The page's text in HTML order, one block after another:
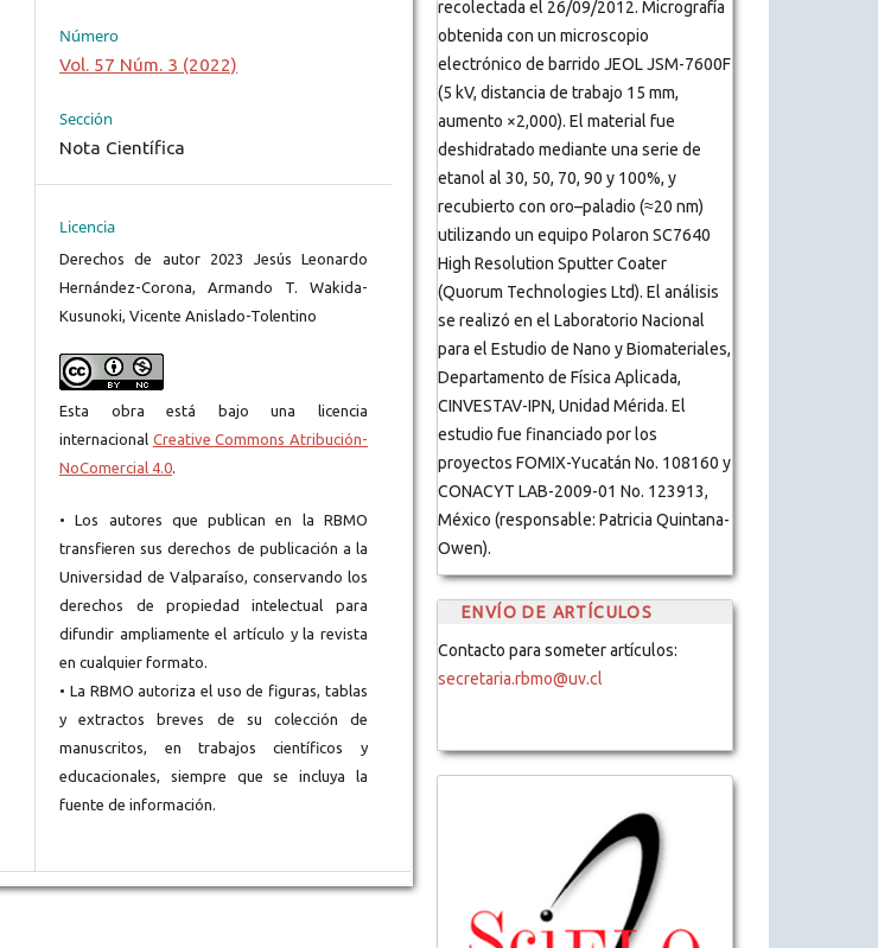
Número
Vol. 57 Núm. 3 (2022)
Sección
Nota Científica
Licencia
Derechos de autor 2023 Jesús Leonardo
Hernández-Corona, Armando T. Wakida-
Kusunoki, Vicente Anislado-Tolentino
Esta obra está bajo una licencia
internacional Creative Commons Atribución-
NoComercial 4.0.
• Los autores que publican en la RBMO
transfieren sus derechos de publicación a la
Universidad de Valparaíso, conservando los
derechos de propiedad intelectual para
difundir ampliamente el artículo y la revista
en cualquier formato.
• La RBMO autoriza el uso de figuras, tablas
y extractos breves de su colección de
manuscritos, en trabajos científicos y
educacionales, siempre que se incluya la
fuente de información.
recolectada el 26/09/2012. Micrografía
obtenida con un microscopio
electrónico de barrido JEOL JSM-7600F
(5 kV, distancia de trabajo 15 mm,
aumento ×2,000). El material fue
deshidratado mediante una serie de
etanol al 30, 50, 70, 90 y 100%, y
recubierto con oro–paladio (≈20 nm)
utilizando un equipo Polaron SC7640
High Resolution Sputter Coater
(Quorum Technologies Ltd). El análisis
se realizó en el Laboratorio Nacional
para el Estudio de Nano y Biomateriales,
Departamento de Física Aplicada,
CINVESTAV-IPN, Unidad Mérida. El
estudio fue financiado por los
proyectos FOMIX-Yucatán No. 108160 y
CONACYT LAB-2009-01 No. 123913,
México (responsable: Patricia Quintana-
Owen).
ENVÍO DE ARTÍCULOS
Contacto para someter artículos:
secretaria.rbmo@uv.cl